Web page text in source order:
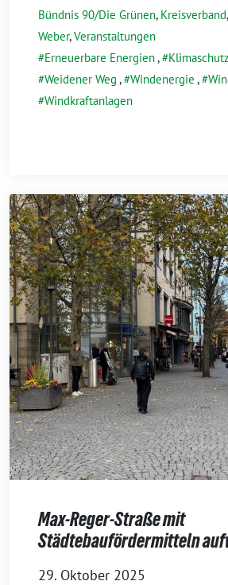
Bündnis 90/Die Grünen, Kreisverband,
Weber,Veranstaltungen
Erneuerbare Energien, Klimaschutz
Weidener Weg , Windenergie ,
Windkraftanlagen
Max-Reger-Straße mit
Städtebaufördermitteln
29. Oktober 2025